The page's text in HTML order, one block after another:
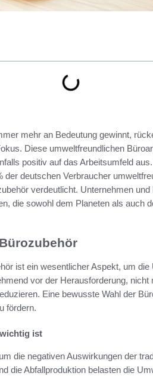
mehr an Bedeutung gewinnt,
Diese umweltfreundlichen
positiv auf das Arbeitsumfeld
der deutschen Verbraucher
verdeutlicht. Unternehmen
die sowohl dem Planeten als auch
ist ein wesentlicher Aspekt, um
vor der Herausforderung,
Eine bewusste Wahl der
fördern.
ist
die negativen Auswirkungen der
die Abfallproduktion belasten die